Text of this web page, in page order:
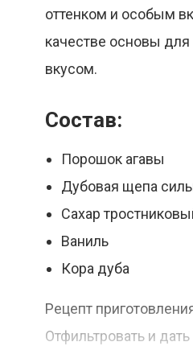
оттенком и особым
качестве основы для
вкусом.
Состав:
Порошок агавы
Дубовая щепа
Сахар
Ваниль
Кора дуба
Рецепт
Отфильтровать и